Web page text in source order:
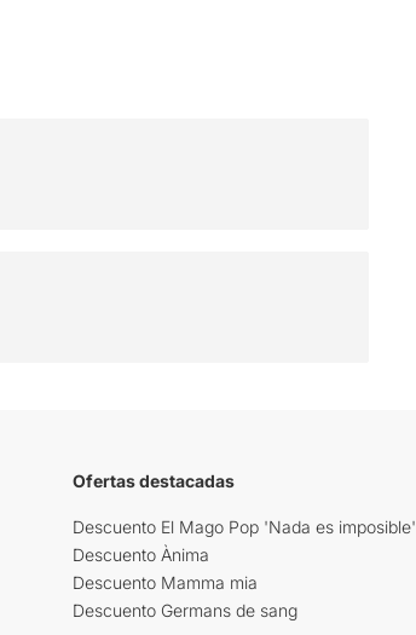
Ofertas destacadas
Descuento El Mago Pop 'Nada es imposible'
Descuento Ànima
Descuento Mamma mia
Descuento Germans de sang